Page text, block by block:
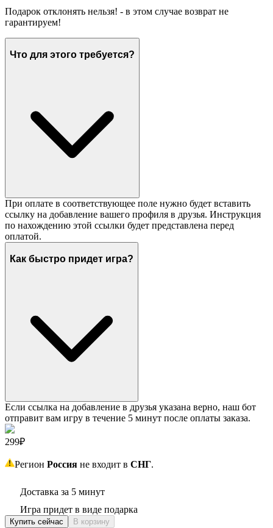
Подарок отклонять нельзя! - в этом случае возврат не
гарантируем!
Что для этого требуется?
При оплате в соответствующее поле нужно будет вставить
ссылку на добавление вашего профиля в друзья. Инструкция
по нахождению этой ссылки будет представлена перед
оплатой.
Как быстро придет игра?
Если ссылка на добавление в друзья указана верно, наш бот
отправит вам игру в течение 5 минут после оплаты заказа.
299₽
Регион Россия не входит в СНГ.
Доставка за 5 минут
Игра придет в виде подарка
Купить сейчас В корзину